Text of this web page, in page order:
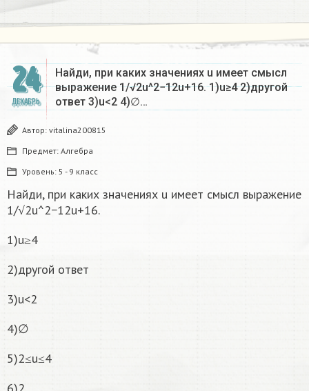
24
ДЕКАБРЬ
Найди, при каких значениях u имеет смысл
выражение 1/√2u^2−12u+16. 1)u≥4 2)другой
ответ 3)u<2 4)∅…
Автор: vitalina200815
Предмет: Алгебра
Уровень: 5 - 9 класс
Найди, при каких значениях u имеет смысл выражение
1/√2u^2−12u+16.
1)u≥4
2)другой ответ
3)u<2
4)∅
5)2≤u≤4
6)2